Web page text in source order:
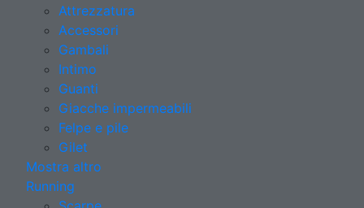
Attrezzatura
Accessori
Gambali
Intimo
Guanti
Giacche impermeabili
Felpe e pile
Gilet
Mostra altro
Running